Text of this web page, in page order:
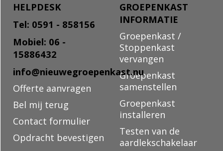
GROEPENKAST
INFORMATIE
Groepenkast /
Stoppenkast
vervangen
Groepenkast
samenstellen
Groepenkast
installeren
Testen van de
aardlekschakelaar
HELPDESK
Tel: 0591 - 858156
Mobiel: 06 -
15886432
info@nieuwegroepenkast.nu
Offerte aanvragen
Bel mij terug
Contact formulier
Opdracht bevestigen